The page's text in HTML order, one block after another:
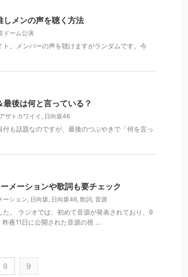
メンの声を聴く方法
ドーム公演
。メンバーの声を聴けますがランダムです。今
後は何と言っている？
アザトカワイイ 日向坂46
も話題なのですが、最後のつぶやきで「何を言っ
メーションや歌詞も要チェック
ーション 日向坂 日向坂46 歌詞 音源
。 ラジオでは、初めて音源が発表されており、9
夜11日に公開された音源の視 ...
8 9